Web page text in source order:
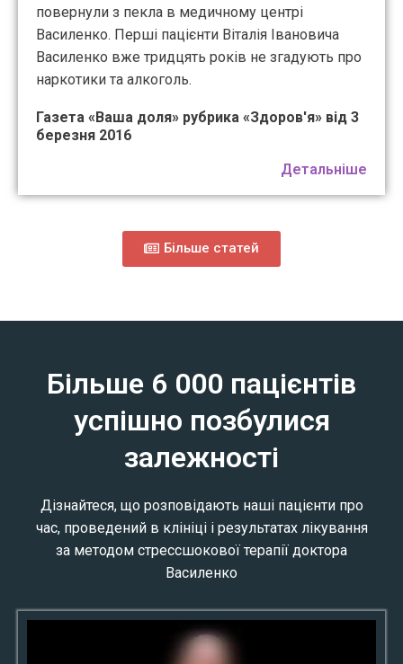
повернули з пекла в медичному центрі
Василенко. Перші пацієнти Віталія Івановича
Василенко вже тридцять років не згадують про
наркотики та алкоголь.
Газета «Ваша доля» рубрика «Здоров'я» від 3
березня 2016
Детальніше
Більше статей
Більше 6 000 пацієнтів
успішно позбулися
залежності
Дізнайтеся, що розповідають наші пацієнти про
час, проведений в клініці і результатах лікування
за методом стрессшокової терапії доктора
Василенко